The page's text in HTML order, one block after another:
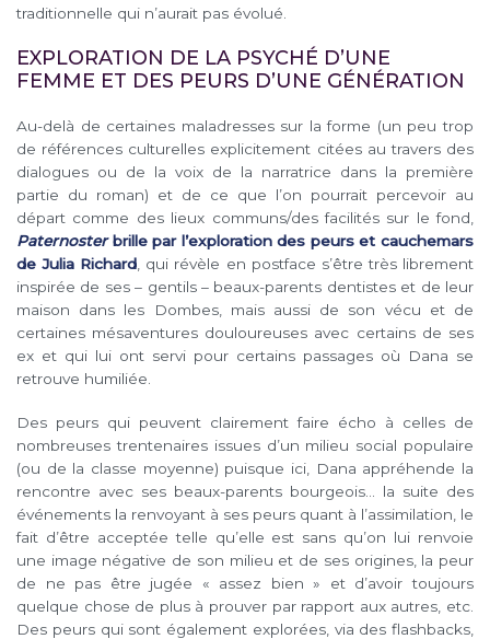
traditionnelle qui n’aurait pas évolué.
EXPLORATION DE LA PSYCHÉ D’UNE
FEMME ET DES PEURS D’UNE GÉNÉRATION
Au-delà de certaines maladresses sur la forme (un peu trop
de références culturelles explicitement citées au travers des
dialogues ou de la voix de la narratrice dans la première
partie du roman) et de ce que l’on pourrait percevoir au
départ comme des lieux communs/des facilités sur le fond,
Paternosterbrille par l’exploration des peurs et cauchemars
de Julia Richard , qui révèle en postface s’être très librement
inspirée de ses – gentils – beaux-parents dentistes et de leur
maison dans les Dombes, mais aussi de son vécu et de
certaines mésaventures douloureuses avec certains de ses
ex et qui lui ont servi pour certains passages où Dana se
retrouve humiliée.
Des peurs qui peuvent clairement faire écho à celles de
nombreuses trentenaires issues d’un milieu social populaire
(ou de la classe moyenne) puisque ici, Dana appréhende la
rencontre avec ses beaux-parents bourgeois… la suite des
événements la renvoyant à ses peurs quant à l’assimilation, le
fait d’être acceptée telle qu’elle est sans qu’on lui renvoie
une image négative de son milieu et de ses origines, la peur
de ne pas être jugée « assez bien » et d’avoir toujours
quelque chose de plus à prouver par rapport aux autres, etc.
Des peurs qui sont également explorées, via des flashbacks,